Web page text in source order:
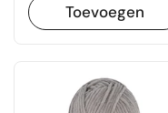
Toevoegen